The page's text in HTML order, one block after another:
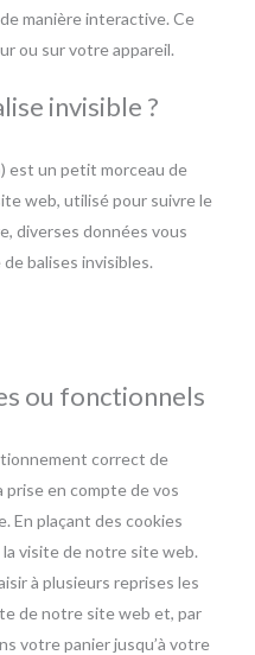
manière interactive. Ce
ou sur votre appareil.
invisible ?
est un petit morceau de
web, utilisé pour suivre le
diverses données vous
balises invisibles.
ou fonctionnels
correct de
en compte de vos
En plaçant des cookies
visite de notre site web.
à plusieurs reprises les
de notre site web et, par
votre panier jusqu’à votre